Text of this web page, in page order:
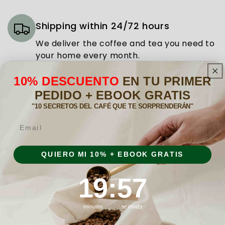
Shipping within 24/72 hours
We deliver the coffee and tea you need to
your home every month.
Subscribe
Choose the subscription plan that best
Cancel whenever you want
Cancel your subscription at any time,
easily and without complications.
Maximum quality
Master Coffee Roasters since 1896 and for
10% DESCUENTO EN TU PRIMER
PEDIDO + EBOOK GRATIS
''10 SECRETOS DEL CAFÉ QUE TE SORPRENDERÁN''
QUIERO MI 10% + EBOOK GRATIS
Countdown ends in:
19
19
minutes
::56
56
seconds